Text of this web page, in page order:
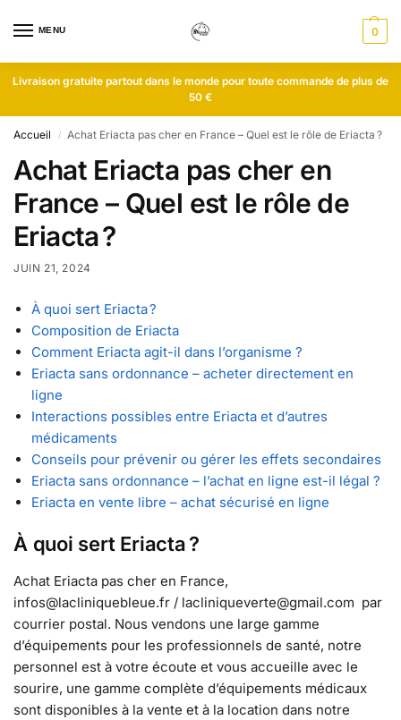
MENU 0
Livraison gratuite partout dans le monde pour toute commande de plus de
50 €
Accueil / Achat Eriacta pas cher en France – Quel est le rôle de Eriacta ?
Achat Eriacta pas cher en
France – Quel est le rôle de
Eriacta ?
JUIN 21, 2024
À quoi sert Eriacta ?
Composition de Eriacta
Comment Eriacta agit-il dans l’organisme ?
Eriacta sans ordonnance – acheter directement en
ligne
Interactions possibles entre Eriacta et d’autres
médicaments
Conseils pour prévenir ou gérer les effets secondaires
Eriacta sans ordonnance – l’achat en ligne est-il légal ?
Eriacta en vente libre – achat sécurisé en ligne
À quoi sert Eriacta ?
Achat Eriacta pas cher en France,
infos@lacliniquebleue.fr / lacliniqueverte@gmail.com par
courrier postal. Nous vendons une large gamme
d’équipements pour les professionnels de santé, notre
personnel est à votre écoute et vous accueille avec le
sourire, une gamme complète d’équipements médicaux
sont disponibles à la vente et à la location dans notre